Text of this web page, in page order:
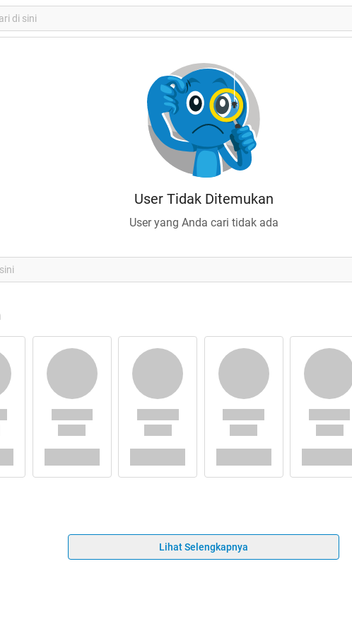
User Tidak Ditemukan
User yang Anda cari tidak ada
Lihat Selengkapnya